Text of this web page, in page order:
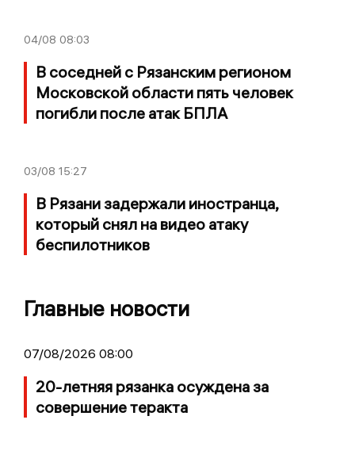
04/08 08:03
В соседней с Рязанским регионом
Московской области пять человек
погибли после атак БПЛА
03/08 15:27
В Рязани задержали иностранца,
который снял на видео атаку
беспилотников
Главные новости
07/08/2026 08:00
20-летняя рязанка осуждена за
совершение теракта